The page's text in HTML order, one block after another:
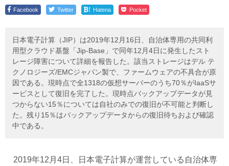
Facebook Twitter ! Hatena Pocket
日本電子計算（JIP）は2019年12月16日、自治体専用の共同利
用型クラウド基盤「Jip-Base」で同年12月4日に発生したスト
レージ障害について詳細を報告した。該当ストレージはデル テ
クノロジーズ/EMCジャパン製で、ファームウェアの不具合が原
因である。現時点で全1318の仮想サーバーのうち70％がIaaSサ
ービスとして復旧を完了した。現時点バックアップデータが見
つからない15％については自社のみでの復旧が不可能と判断し
た。残り15％はバックアップデータからの復旧待ちおよび確認
中である。
2019年12月4日、日本電子計算が運営している自治体専